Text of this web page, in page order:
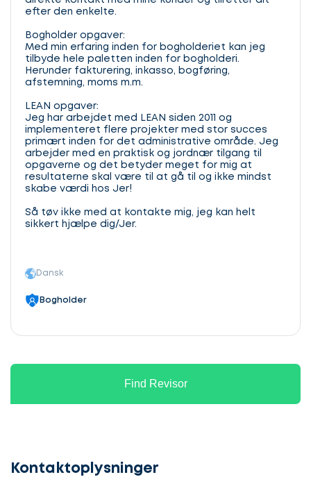
efter den enkelte.
Bogholder opgaver:
Med min erfaring inden for bogholderiet kan jeg
tilbyde hele paletten inden for bogholderi.
Herunder fakturering, inkasso, bogføring,
afstemning, moms m.m.
LEAN opgaver:
Jeg har arbejdet med LEAN siden 2011 og
implementeret flere projekter med stor succes
primært inden for det administrative område. Jeg
arbejder med en praktisk og jordnær tilgang til
opgaverne og det betyder meget for mig at
resultaterne skal være til at gå til og ikke mindst
skabe værdi hos Jer!
Så tøv ikke med at kontakte mig, jeg kan helt
sikkert hjælpe dig/Jer.
Dansk
Bogholder
Find Revisor
Kontaktoplysninger
komme